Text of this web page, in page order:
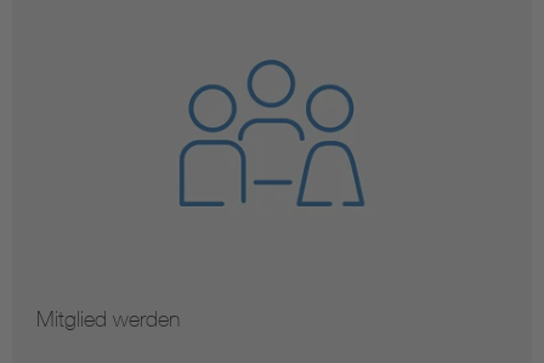
Mitglied werden